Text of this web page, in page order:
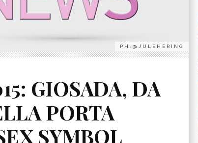
PH.@JULEHERING
GIOSADA, DA
PORTA
SYMBOL